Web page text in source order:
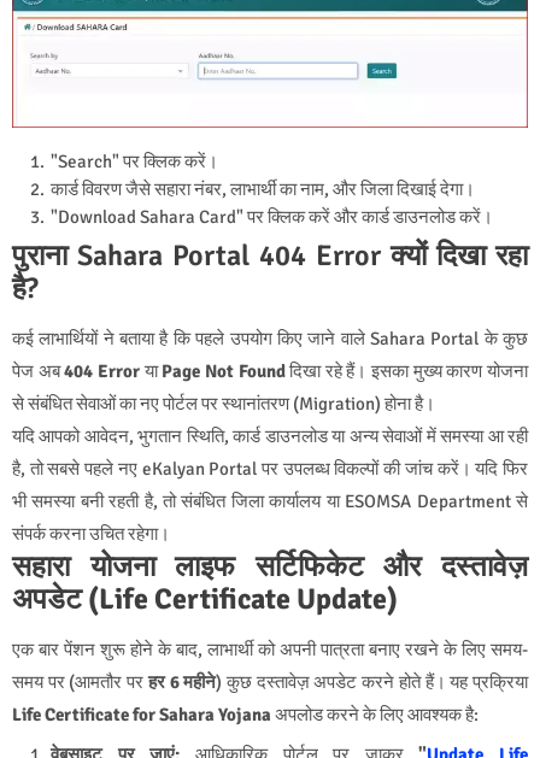
"Search" पर क्लिक करें।
कार्ड विवरण जैसे सहारा नंबर, लाभार्थी का नाम, और जिला दिखाई देगा।
"Download Sahara Card" पर क्लिक करें और कार्ड डाउनलोड करें।
पुराना Sahara Portal 404 Error क्यों दिखा रहा
है?
कई लाभार्थियों ने बताया है कि पहले उपयोग किए जाने वाले Sahara Portal के कुछ
पेज अब404 ErrorयाPage Not Foundदिखा रहे हैं। इसका मुख्य कारण योजना
से संबंधित सेवाओं का नए पोर्टल पर स्थानांतरण (Migration) होना है।
यदि आपको आवेदन, भुगतान स्थिति, कार्ड डाउनलोड या अन्य सेवाओं में समस्या आ रही
है, तो सबसे पहले नए eKalyan Portal पर उपलब्ध विकल्पों की जांच करें। यदि फिर
भी समस्या बनी रहती है, तो संबंधित जिला कार्यालय या ESOMSA Department से
संपर्क करना उचित रहेगा।
सहारा योजना लाइफ सर्टिफिकेट और दस्तावेज़
अपडेट (Life Certificate Update)
एक बार पेंशन शुरू होने के बाद, लाभार्थी को अपनी पात्रता बनाए रखने के लिए समय-
समय पर (आमतौर परहर 6 महीने) कुछ दस्तावेज़ अपडेट करने होते हैं। यह प्रक्रिया
Life Certificate for Sahara Yojana अपलोड करने के लिए आवश्यक है: